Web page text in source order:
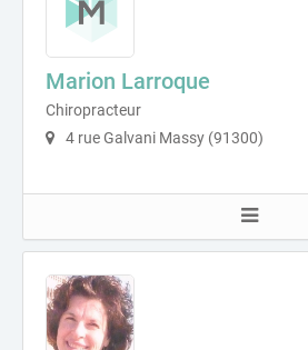
Marion Larroque
Chiropracteur
4 rue Galvani Massy (91300)